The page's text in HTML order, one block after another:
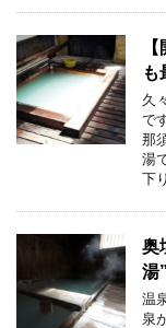
も
久
で
那
湯
下
奥
湯
温
泉